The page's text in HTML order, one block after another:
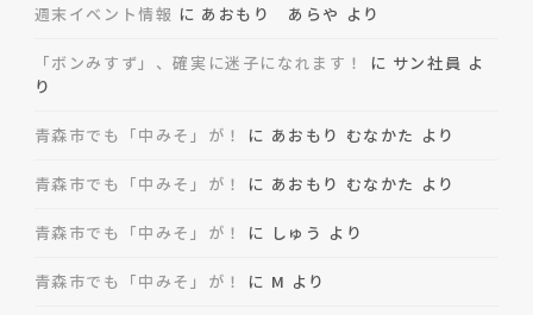
週末イベント情報 に あおもり あらや より
「ボンみすず」、確実に迷子になれます！ に サン社員 よ
り
青森市でも「中みそ」が！ に あおもり むなかた より
青森市でも「中みそ」が！ に あおもり むなかた より
青森市でも「中みそ」が！ に しゅう より
青森市でも「中みそ」が！ に M より